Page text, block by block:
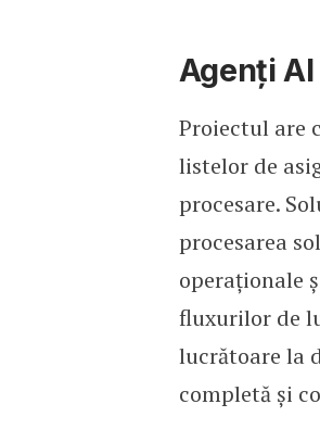
Agenți AI
Proiectul are
listelor de
procesare.
procesarea
operaționale
fluxurilor de
lucrătoare la
completă și